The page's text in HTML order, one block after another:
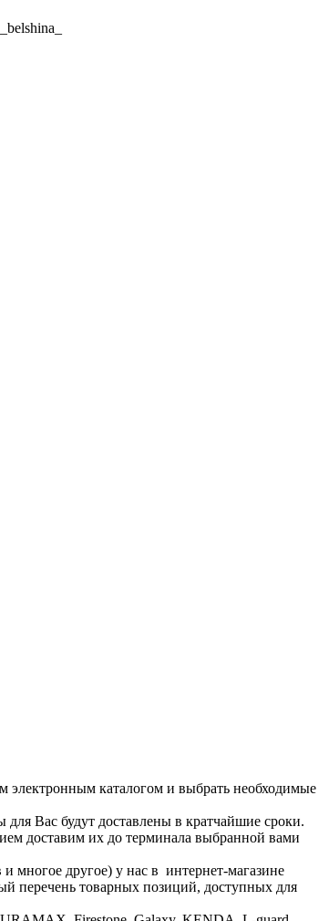
электронным каталогом и выбрать необходимые
Вас будут доставлены в кратчайшие сроки.
доставим их до терминала выбранной вами
многое другое) у нас в интернет-магазине
перечень товарных позиций, доступных для